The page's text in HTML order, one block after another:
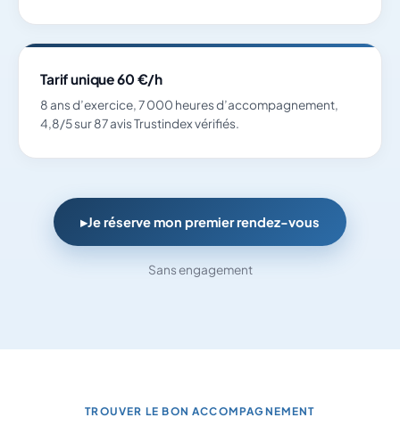
Tarif unique 60 €/h
8 ans d’exercice, 7 000 heures d’accompagnement,
4,8/5 sur 87 avis Trustindex vérifiés.
Je réserve mon premier rendez-vous
Sans engagement
TROUVER LE BON ACCOMPAGNEMENT